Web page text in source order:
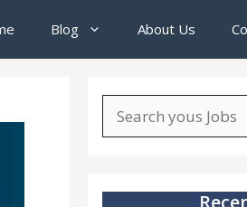
Blog About Us
About